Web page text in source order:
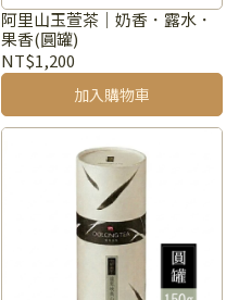
阿里山玉萱茶｜奶香．露水．
果香(圓罐)
NT$1,200
加入購物車